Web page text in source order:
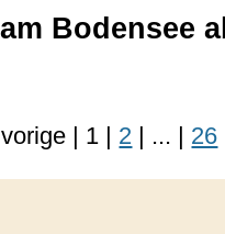
Bodensee
vorige | 1 | 2 | ... | 26